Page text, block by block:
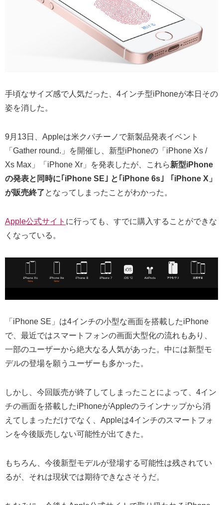
手頃なサイズ感で人気だった、4インチ型iPhoneが本日その
姿を消した。
9月13日、Appleは米クパチーノで新製品発表イベント
「Gather round.」を開催し、新型iPhoneの「iPhone Xs /
Xs Max」「iPhone Xr」を発表したが、これら新型iPhone
の発表と同時に｢iPhone SE｣ と｢iPhone 6s｣ 「iPhone X」
が販売終了となってしまったことがわかった。
Apple公式サイト に行っても、すでに購入することができな
くなっている。
「iPhone SE」は4インチの小型な画面を搭載したiPhone
で、最近ではスマートフォンの画面大型化の流れもあり、
一部のユーザーから絶大なる人気があった。中には新型モ
デルの登場を願うユーザーも多かった。
しかし、今回販売が終了してしまったことによって、4イン
チの画面を搭載したiPhoneがAppleのラインナップから消
えてしまっただけでなく、Appleは4インチのスマートフォ
ンを今後販売しない可能性が出てきた。
もちろん、今後新型モデルが登場する可能性は残されてい
るが、それは現状では期待できなさそうだ。